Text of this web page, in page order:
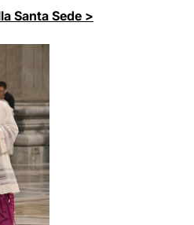
Santa Sede >